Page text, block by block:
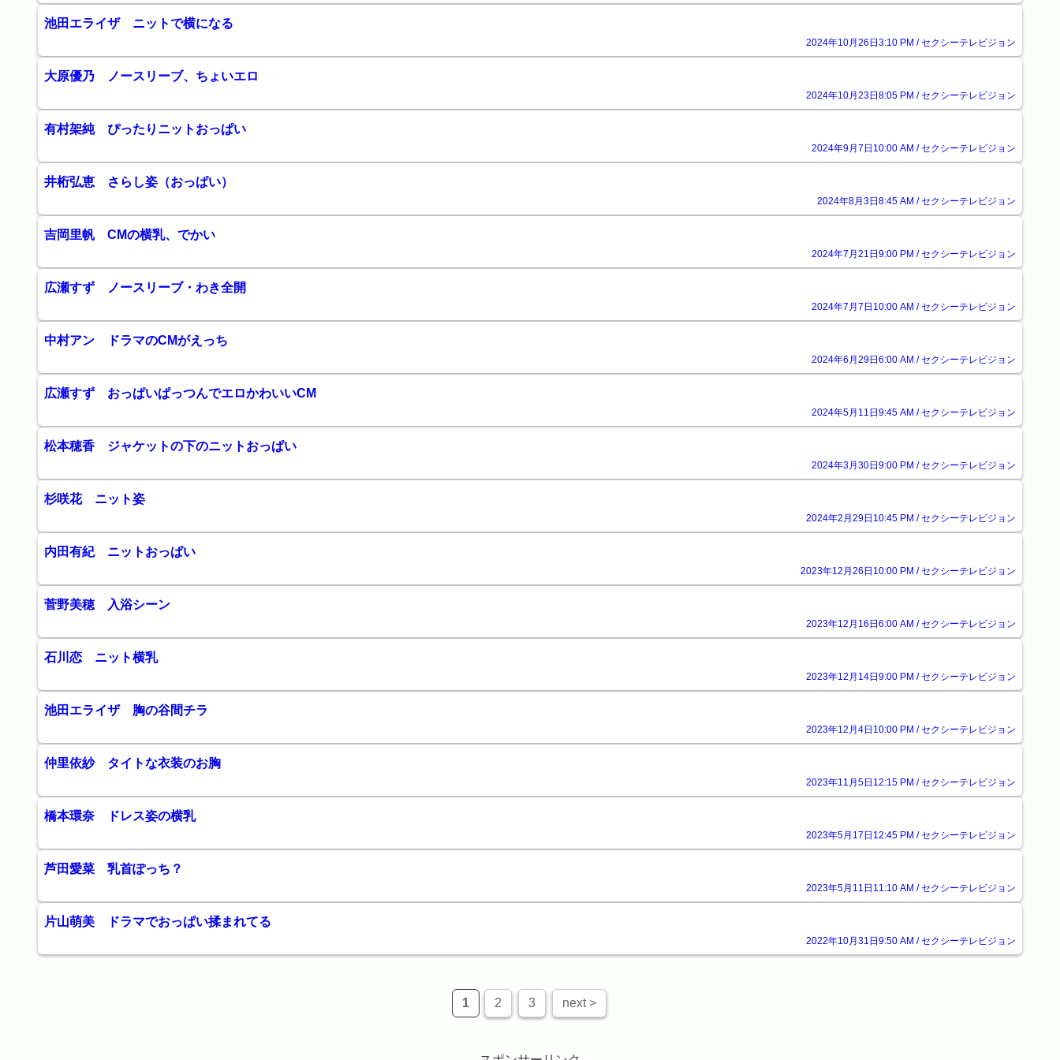
池田エライザ ニットで横になる
2024年10月26日3:10 PM / セクシーテレビジョン
大原優乃 ノースリーブ、ちょいエロ
2024年10月23日8:05 PM / セクシーテレビジョン
有村架純 ぴったりニットおっぱい
2024年9月7日10:00 AM / セクシーテレビジョン
井桁弘恵 さらし姿（おっぱい）
2024年8月3日8:45 AM / セクシーテレビジョン
吉岡里帆 CMの横乳、でかい
2024年7月21日9:00 PM / セクシーテレビジョン
広瀬すず ノースリーブ・わき全開
2024年7月7日10:00 AM / セクシーテレビジョン
中村アン ドラマのCMがえっち
2024年6月29日6:00 AM / セクシーテレビジョン
広瀬すず おっぱいぱっつんでエロかわいいCM
2024年5月11日9:45 AM / セクシーテレビジョン
松本穂香 ジャケットの下のニットおっぱい
2024年3月30日9:00 PM / セクシーテレビジョン
杉咲花 ニット姿
2024年2月29日10:45 PM / セクシーテレビジョン
内田有紀 ニットおっぱい
2023年12月26日10:00 PM / セクシーテレビジョン
菅野美穂 入浴シーン
2023年12月16日6:00 AM / セクシーテレビジョン
石川恋 ニット横乳
2023年12月14日9:00 PM / セクシーテレビジョン
池田エライザ 胸の谷間チラ
2023年12月4日10:00 PM / セクシーテレビジョン
仲里依紗 タイトな衣装のお胸
2023年11月5日12:15 PM / セクシーテレビジョン
橋本環奈 ドレス姿の横乳
2023年5月17日12:45 PM / セクシーテレビジョン
芦田愛菜 乳首ぽっち？
2023年5月11日11:10 AM / セクシーテレビジョン
片山萌美 ドラマでおっぱい揉まれてる
2022年10月31日9:50 AM / セクシーテレビジョン
1 2 3 next >